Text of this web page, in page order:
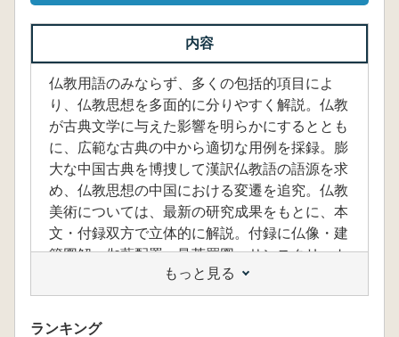
内容
仏教用語のみならず、多くの包括的項目によ
り、仏教思想を多面的に分りやすく解説。仏教
が古典文学に与えた影響を明らかにするととも
に、広範な古典の中から適切な用例を採録。膨
大な中国古典を博捜して漢訳仏教語の語源を求
め、仏教思想の中国における変遷を追究。仏教
美術については、最新の研究成果をもとに、本
文・付録双方で立体的に解説。付録に仏像・建
築図解、伽藍配置、曼茶羅図、サンスクリット
語解説、地図、年表など。また索引を付す。
もっと見る
ランキング